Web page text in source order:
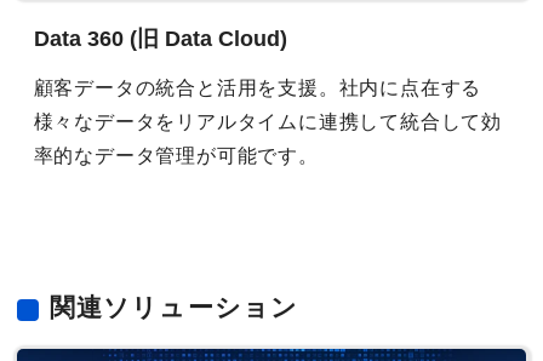
Data 360 (旧 Data Cloud)
顧客データの統合と活用を支援。社内に点在する
様々なデータをリアルタイムに連携して統合して効
率的なデータ管理が可能です。
関連ソリューション